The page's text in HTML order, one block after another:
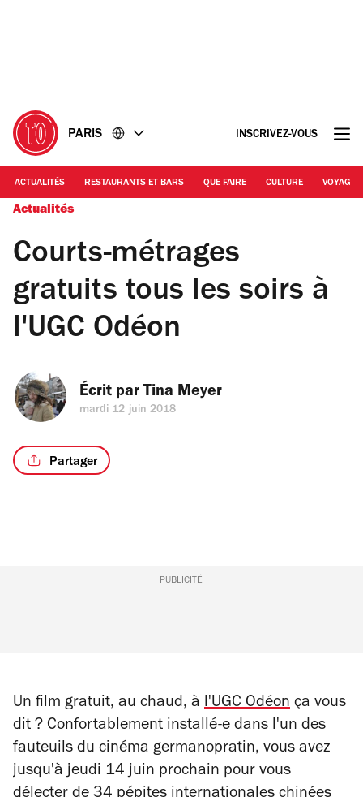
PARIS INSCRIVEZ-VOUS
ACTUALITÉS RESTAURANTS ET BARS QUE FAIRE CULTURE VOYAGE
Actualités
Courts-métrages
gratuits tous les soirs à
l'UGC Odéon
Écrit par Tina Meyer
mardi 12 juin 2018
Partager
PUBLICITÉ
Un film gratuit, au chaud, à l'UGC Odéon ça vous
dit ? Confortablement installé-e dans l'un des
fauteuils du cinéma germanopratin, vous avez
jusqu'à jeudi 14 juin prochain pour vous